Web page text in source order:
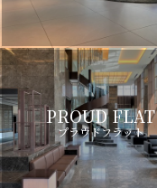
PROUD FLAT
プラウドフラット